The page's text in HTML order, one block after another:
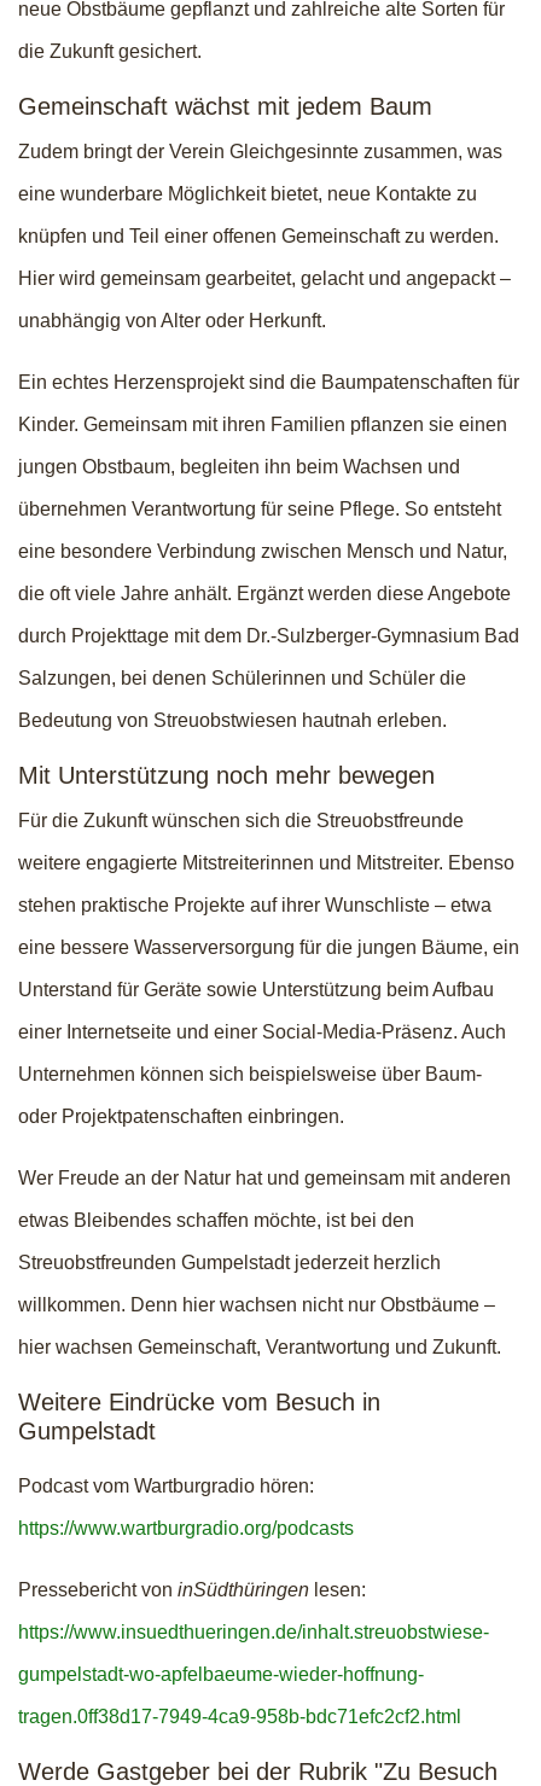
neue Obstbäume gepflanzt und zahlreiche alte Sorten für
die Zukunft gesichert.
Gemeinschaft wächst mit jedem Baum
Zudem bringt der Verein Gleichgesinnte zusammen, was
eine wunderbare Möglichkeit bietet, neue Kontakte zu
knüpfen und Teil einer offenen Gemeinschaft zu werden.
Hier wird gemeinsam gearbeitet, gelacht und angepackt –
unabhängig von Alter oder Herkunft.
Ein echtes Herzensprojekt sind die Baumpatenschaften für
Kinder. Gemeinsam mit ihren Familien pflanzen sie einen
jungen Obstbaum, begleiten ihn beim Wachsen und
übernehmen Verantwortung für seine Pflege. So entsteht
eine besondere Verbindung zwischen Mensch und Natur,
die oft viele Jahre anhält. Ergänzt werden diese Angebote
durch Projekttage mit dem Dr.-Sulzberger-Gymnasium Bad
Salzungen, bei denen Schülerinnen und Schüler die
Bedeutung von Streuobstwiesen hautnah erleben.
Mit Unterstützung noch mehr bewegen
Für die Zukunft wünschen sich die Streuobstfreunde
weitere engagierte Mitstreiterinnen und Mitstreiter. Ebenso
stehen praktische Projekte auf ihrer Wunschliste – etwa
eine bessere Wasserversorgung für die jungen Bäume, ein
Unterstand für Geräte sowie Unterstützung beim Aufbau
einer Internetseite und einer Social-Media-Präsenz. Auch
Unternehmen können sich beispielsweise über Baum-
oder Projektpatenschaften einbringen.
Wer Freude an der Natur hat und gemeinsam mit anderen
etwas Bleibendes schaffen möchte, ist bei den
Streuobstfreunden Gumpelstadt jederzeit herzlich
willkommen. Denn hier wachsen nicht nur Obstbäume –
hier wachsen Gemeinschaft, Verantwortung und Zukunft.
Weitere Eindrücke vom Besuch in
Gumpelstadt
Podcast vom Wartburgradio hören:
https://www.wartburgradio.org/podcasts
Pressebericht von inSüdthüringen lesen:
https://www.insuedthueringen.de/inhalt.streuobstwiese-
gumpelstadt-wo-apfelbaeume-wieder-hoffnung-
tragen.0ff38d17-7949-4ca9-958b-bdc71efc2cf2.html
Werde Gastgeber bei der Rubrik "Zu Besuch